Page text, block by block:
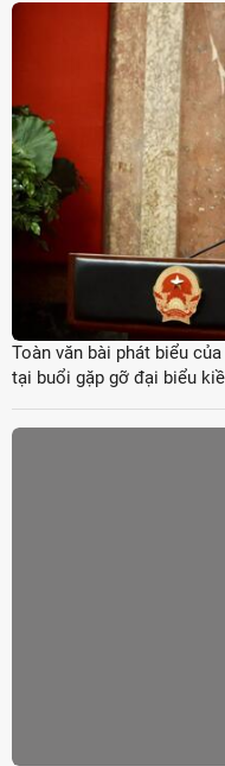
Toàn văn bài phát biểu
tại buổi gặp gỡ đại biểu